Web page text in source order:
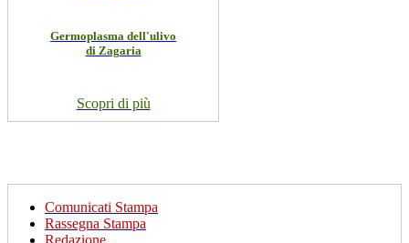
Germoplasma dell'ulivo
di Zagaria
Scopri di più
Comunicati Stampa
Rassegna Stampa
Redazione